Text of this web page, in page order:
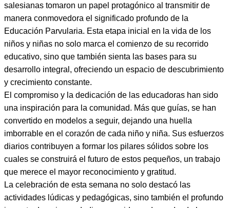
salesianas tomaron un papel protagónico al transmitir de
manera conmovedora el significado profundo de la
Educación Parvularia. Esta etapa inicial en la vida de los
niños y niñas no solo marca el comienzo de su recorrido
educativo, sino que también sienta las bases para su
desarrollo integral, ofreciendo un espacio de descubrimiento
y crecimiento constante.
El compromiso y la dedicación de las educadoras han sido
una inspiración para la comunidad. Más que guías, se han
convertido en modelos a seguir, dejando una huella
imborrable en el corazón de cada niño y niña. Sus esfuerzos
diarios contribuyen a formar los pilares sólidos sobre los
cuales se construirá el futuro de estos pequeños, un trabajo
que merece el mayor reconocimiento y gratitud.
La celebración de esta semana no solo destacó las
actividades lúdicas y pedagógicas, sino también el profundo